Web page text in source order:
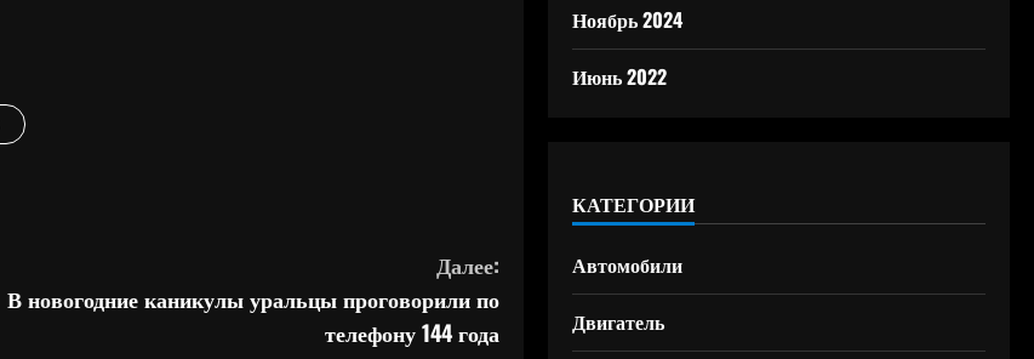
Далее:
В новогодние каникулы уральцы проговорили по
телефону 144 года
Ноябрь 2024
Июнь 2022
КАТЕГОРИИ
Автомобили
Двигатель